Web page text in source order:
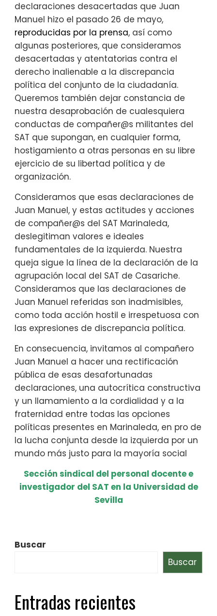
declaraciones desacertadas que Juan
Manuel hizo el pasado 26 de mayo,
reproducidas por la prensa, así como
algunas posteriores, que consideramos
desacertadas y atentatorias contra el
derecho inalienable a la discrepancia
política del conjunto de la ciudadanía.
Queremos también dejar constancia de
nuestra desaprobación de cualesquiera
conductas de compañer@s militantes del
SAT que supongan, en cualquier forma,
hostigamiento a otras personas en su libre
ejercicio de su libertad política y de
organización.
Consideramos que esas declaraciones de
Juan Manuel, y estas actitudes y acciones
de compañer@s del SAT Marinaleda,
deslegitiman valores e ideales
fundamentales de la izquierda. Nuestra
queja sigue la línea de la declaración de la
agrupación local del SAT de Casariche.
Consideramos que las declaraciones de
Juan Manuel referidas son inadmisibles,
como toda acción hostil e irrespetuosa con
las expresiones de discrepancia política.
En consecuencia, invitamos al compañero
Juan Manuel a hacer una rectificación
pública de esas desafortunadas
declaraciones, una autocrítica constructiva
y un llamamiento a la cordialidad y a la
fraternidad entre todas las opciones
políticas presentes en Marinaleda, en pro de
la lucha conjunta desde la izquierda por un
mundo más justo para la mayoría social
Sección sindical del personal docente e
investigador del SAT en la Universidad de
Sevilla
Buscar
Buscar
Entradas recientes